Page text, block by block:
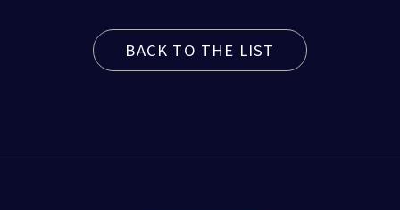
BACK TO THE LIST